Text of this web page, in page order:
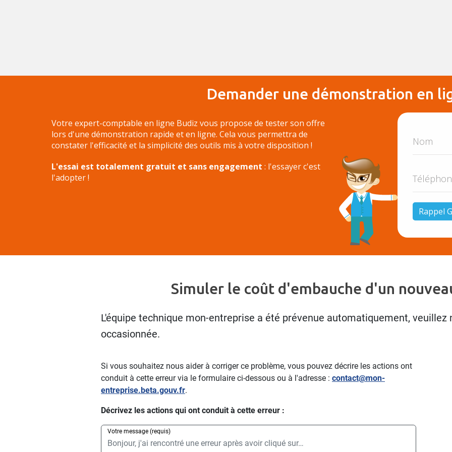
Demander une démonstration en
Votre expert-comptable en ligne Budiz vous propose de tester son offre
lors d'une démonstration rapide et en ligne. Cela vous permettra de
constater l'efficacité et la simplicité des outils mis à votre disposition !
L'essai est totalement gratuit et sans engagement : l'essayer c'est
l'adopter !
Simuler le coût d'embauche d'un